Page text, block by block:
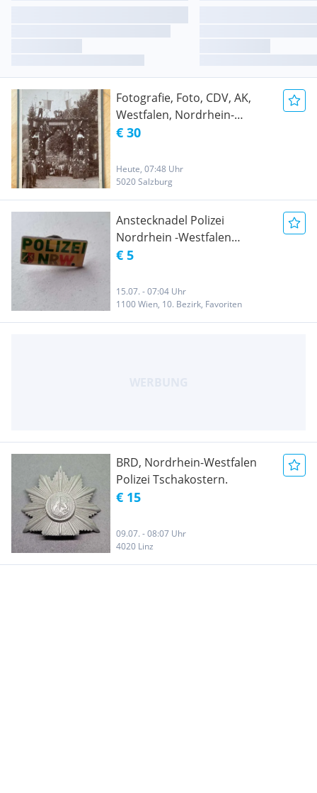
Fotografie, Foto, CDV, AK,
Westfalen, Nordrhein-
Westfalen, Sachsenross,
€ 30
Heute, 07:48 Uhr
5020 Salzburg
Anstecknadel Polizei
Nordrhein -Westfalen
(Gratisversand)
€ 5
15.07. - 07:04 Uhr
1100 Wien, 10. Bezirk, Favoriten
BRD, Nordrhein-Westfalen
Polizei Tschakostern.
€ 15
09.07. - 08:07 Uhr
4020 Linz